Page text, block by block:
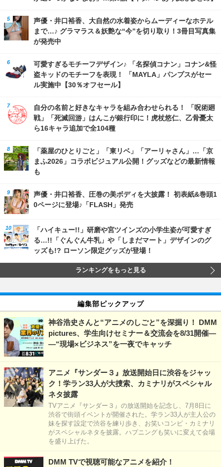
声優・井口裕香、大自然の水着姿からムーディーなホテル
まで…♪ グラマラス＆妖艶な“今”を切り取り！3冊目写真集
が発売中
可愛すぎるモチーフデザイン♪ 「名探偵コナン」コナン&怪
盗キッドのモチーフを表現！ 「MAYLA」パンプスがセー
ル実施中【30％オフセール】
自分の名前と好きなキャラを組み合わせられる！ 「呪術廻
戦」「死滅回游」はんこが銀行印に！虎杖悠仁、乙骨憂太
ら16キャラ追加で全104種
「薬屋のひとりごと」「東リベ」「アーリャさん」…「京
まふ2026」コラボビジュアル公開！グッズなどの最新情報
も
声優・井口裕香、圧巻の美ボディを大披露！ 初表紙&巻頭1
0ページに登場♪「FLASH」発売
「ハイキュー!!」研磨や宮ツインズの小学生姿が可愛すぎ
る…!!「ぐんぐん牛乳」や「しまだマート」デザインのグ
ッズも!? ローソン限定グッズが登場！
ランキングをもっと見る
編集部ピックアップ
神谷浩史さんと“アニメのしごと”を深掘り！ DMM
pictures、学生向けセミナー＆交流会を8/31開催―
―“現場×ビジネス”を一夜でキャッチ
アニメ『サンダー３』放送開始日に渋谷をジャッ
ク！学ラン33人が大捜索、カミナリがスペシャル
ネタ披露
TVアニメ『サンダー３』の放送開始を記念し、7月8日に
渋谷で街頭イベントが開催された。学ラン33人が主人公の
妹を探す設定で渋谷を練り歩き、お笑いコンビ・カミナリ
がスペシャルネタを披露。ハプニングも笑いに変えて会場
を盛り上げた。
DMM TVで視聴可能なアニメを紹介！